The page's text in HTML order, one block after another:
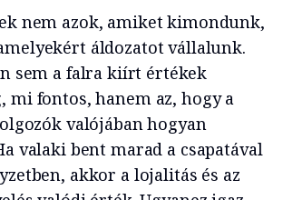
nem azok, amiket kimondunk,
áldozatot vállalunk.
sem a falra kiírt értékek
mi fontos, hanem az, hogy a
valójában hogyan
valaki bent marad a csapatával
akkor a lojalitás és az